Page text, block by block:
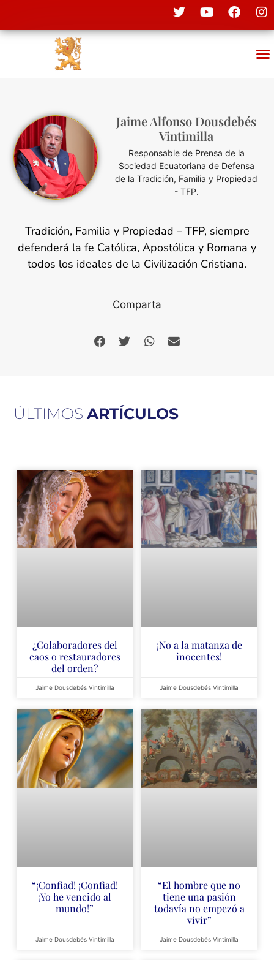
Jaime Alfonso Dousdebés
Vintimilla
Responsable de Prensa de la
Sociedad Ecuatoriana de Defensa
de la Tradición, Familia y Propiedad
- TFP.
Tradición, Familia y Propiedad – TFP, siempre
defenderá la fe Católica, Apostólica y Romana y
todos los ideales de la Civilización Cristiana.
Comparta
ÚLTIMOSARTÍCULOS
¿Colaboradores del
caos o restauradores
del orden?
Jaime Dousdebés Vintimilla
¡No a la matanza de
inocentes!
Jaime Dousdebés Vintimilla
“¡Confiad! ¡Confiad!
¡Yo he vencido al
mundo!”
Jaime Dousdebés Vintimilla
“El hombre que no
tiene una pasión
todavía no empezó a
vivir”
Jaime Dousdebés Vintimilla